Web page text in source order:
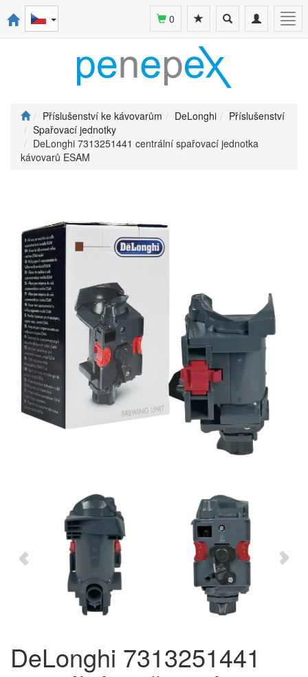
Toggle
navigation
Toggle
search
0
Příslušenství ke kávovarům DeLonghi
Příslušenství
Spařovací jednotky
DeLonghi 7313251441 centrální spařovací jednotka
kávovarů ESAM
DeLonghi 7313251441